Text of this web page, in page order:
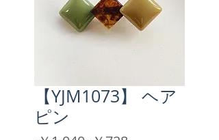
【YJM1073】 ヘア
ピン